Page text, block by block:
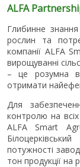
ALFA
Глибинне
рослин та
компанії ALFA
вирощуванні
– це розумна
отримати
Для
контролю на
ALFA Smart
потужності
тон продукції на